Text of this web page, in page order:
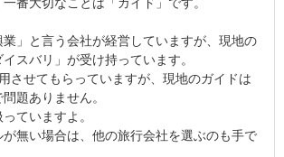
」と言う会社が経営していますが、現地の
スバリ」が受け持っています。
させてもらっていますが、現地のガイドは
題ありません。
ていますよ。
無い場合は、他の旅行会社を選ぶのも手で